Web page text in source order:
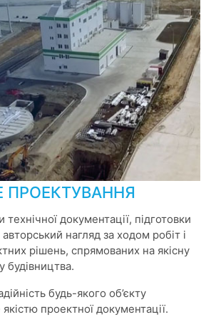
ПРОЕКТУВАННЯ
документації, підготовки
нагляд за ходом робіт і
рішень, спрямованих на якісну
будівництва.
будь-якого об’єкту
проектної документації.